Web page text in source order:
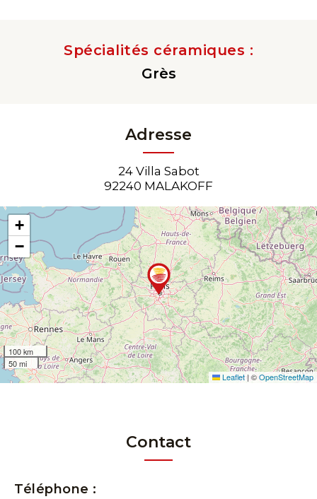
Spécialités céramiques :
Grès
Adresse
24 Villa Sabot
92240 MALAKOFF
+
−
100 km
50 mi
Leaflet |©OpenStreetMap
Contact
Téléphone :